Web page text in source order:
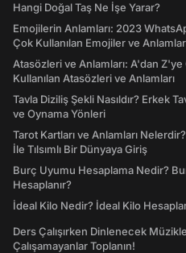
Hangi Doğal Taş Ne İşe Yarar?
Emojilerin Anlamları: 2023
Çok Kullanılan Emojiler ve
Atasözleri ve Anlamları: A'dan Z'ye
Kullanılan Atasözleri ve Anlamları
Tavla Diziliş Şekli Nasıldır? Erkek
ve Oynama Yönleri
Tarot Kartları ve Anlamları
İle Tılsımlı Bir Dünyaya Giriş
Burç Uyumu Hesaplama Nedir?
Hesaplanır?
İdeal Kilo Nedir? İdeal Kilo
Ders Çalışırken Dinlenecek
Çalışamayanlar Toplanın!